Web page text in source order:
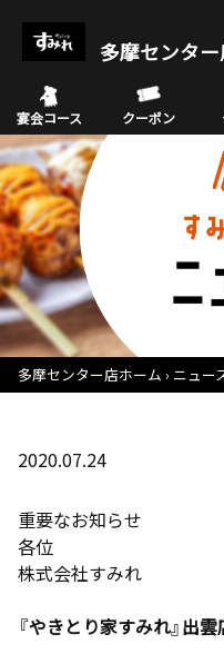
多摩センタ
宴会コース クーポン
多摩センター店ホーム ニュー
2020.07.24
重要なお知らせ
各位
株式会社すみれ
『やきとり家すみれ』出